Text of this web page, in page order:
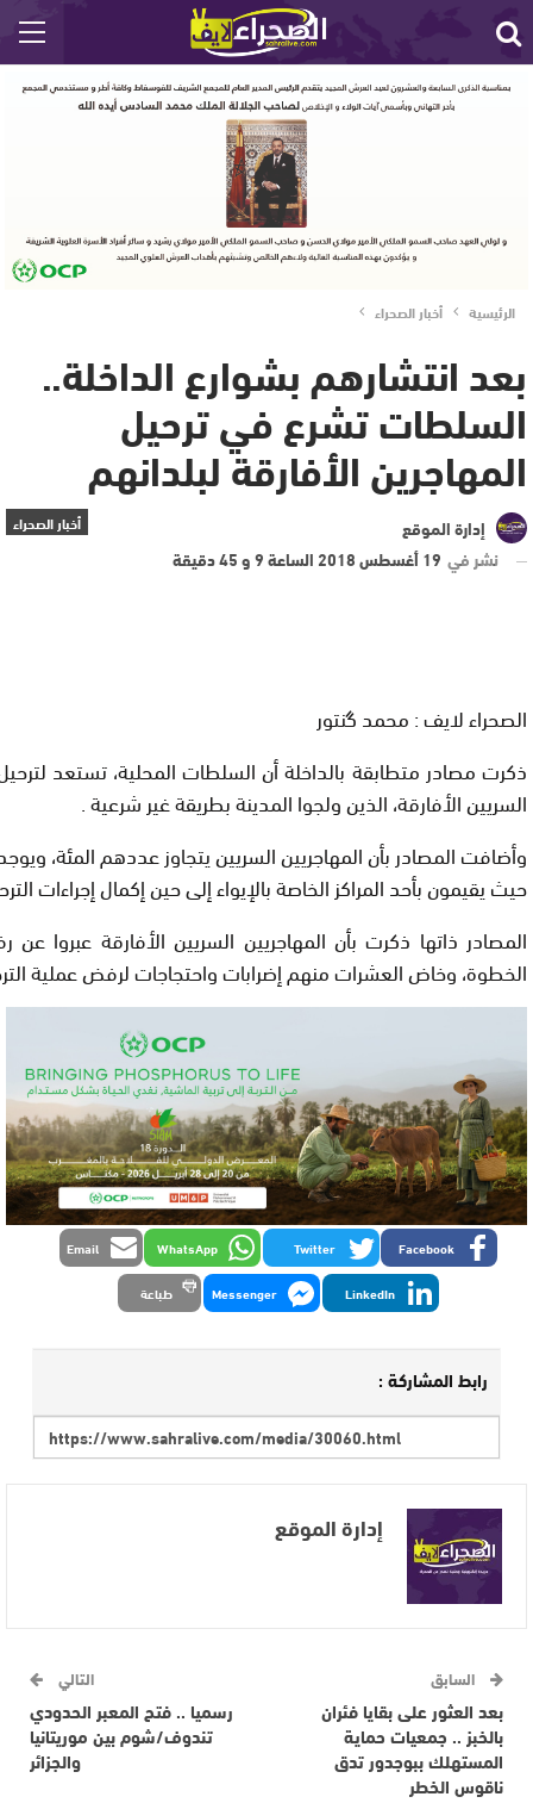
الرئيسية أخبار الصحراء
بعد انتشارهم بشوارع الداخلة..
السلطات تشرع في ترحيل
المهاجرين الأفارقة لبلدانهم
أخبار الصحراء
إدارة الموقع
نشر في 19 أغسطس 2018 الساعة 9 و 45 دقيقة
الصحراء لايف : محمد گنتور
ذكرت مصادر متطابقة بالداخلة أن السلطات المحلية، تستعد
السريين الأفارقة، الذين ولجوا المدينة بطريقة غير شرعية .
وأضافت المصادر بأن المهاجريين السريين يتجاوز عددهم المئة،
حيث يقيمون بأحد المراكز الخاصة بالإيواء إلى حين إكمال إجراءات
المصادر ذاتها ذكرت بأن المهاجريين السريين الأفارقة عبروا
الخطوة، وخاض العشرات منهم إضرابات واحتجاجات لرفض عملية
Facebook
Twitter
WhatsApp
Email
LinkedIn
Messenger طباعة
رابط المشاركة :
إدارة الموقع
السابق
بعد العثور على بقايا فئران
بالخبز .. جمعيات حماية
المستهلك ببوجدور تدق
ناقوس الخطر
التالي
رسميا .. فتح المعبر الحدودي
تندوف/شوم بين موريتانيا
والجزائر